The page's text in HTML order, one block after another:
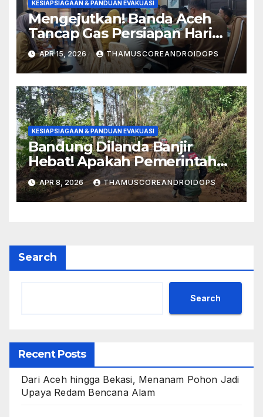
KESIAPSIAGAAN & PANDUAN EVAKUASI
Mengejutkan! Banda Aceh
Tancap Gas Persiapan Hari
Kesiapsiagaan Bencana 2026
APR 15, 2026 THAMUSCOREANDROIDOPS
KESIAPSIAGAAN & PANDUAN EVAKUASI
Bandung Dilanda Banjir
Hebat! Apakah Pemerintah
Siap? Ini Yang Terjadi!
APR 8, 2026 THAMUSCOREANDROIDOPS
Search
Search
Recent Posts
Dari Aceh hingga Bekasi, Menanam Pohon Jadi
Upaya Redam Bencana Alam